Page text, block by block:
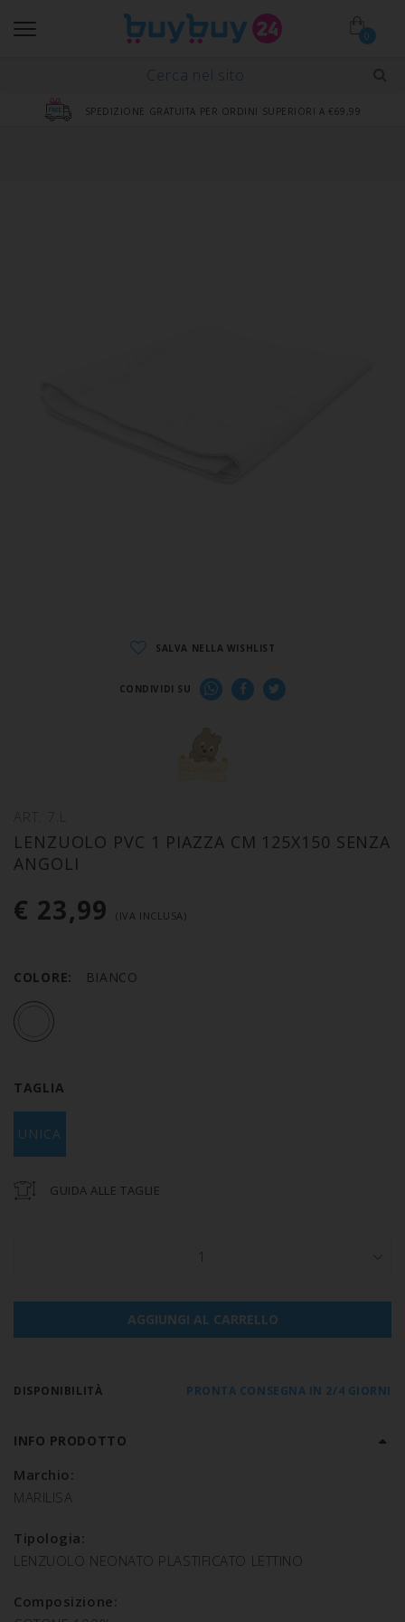
0
SPEDIZIONE GRATUITA PER ORDINI SUPERIORI A €69,99
SALVA NELLA WISHLIST
CONDIVIDI SU
LENZUOLO PVC 1 PIAZZA CM 125X150 SENZA
ANGOLI
€ 23,99 (IVA INCLUSA)
COLORE: BIANCO
TAGLIA
UNICA
GUIDA ALLE TAGLIE
1
AGGIUNGI AL CARRELLO
DISPONIBILITÀ PRONTA CONSEGNA IN 2/4 GIORNI
INFO PRODOTTO
Marchio:
MARILISA
Tipologia:
LENZUOLO NEONATO PLASTIFICATO LETTINO
Composizione: